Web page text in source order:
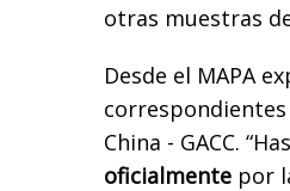
otras muestras
Desde el MAPA
China - GACC.
oficialmente por